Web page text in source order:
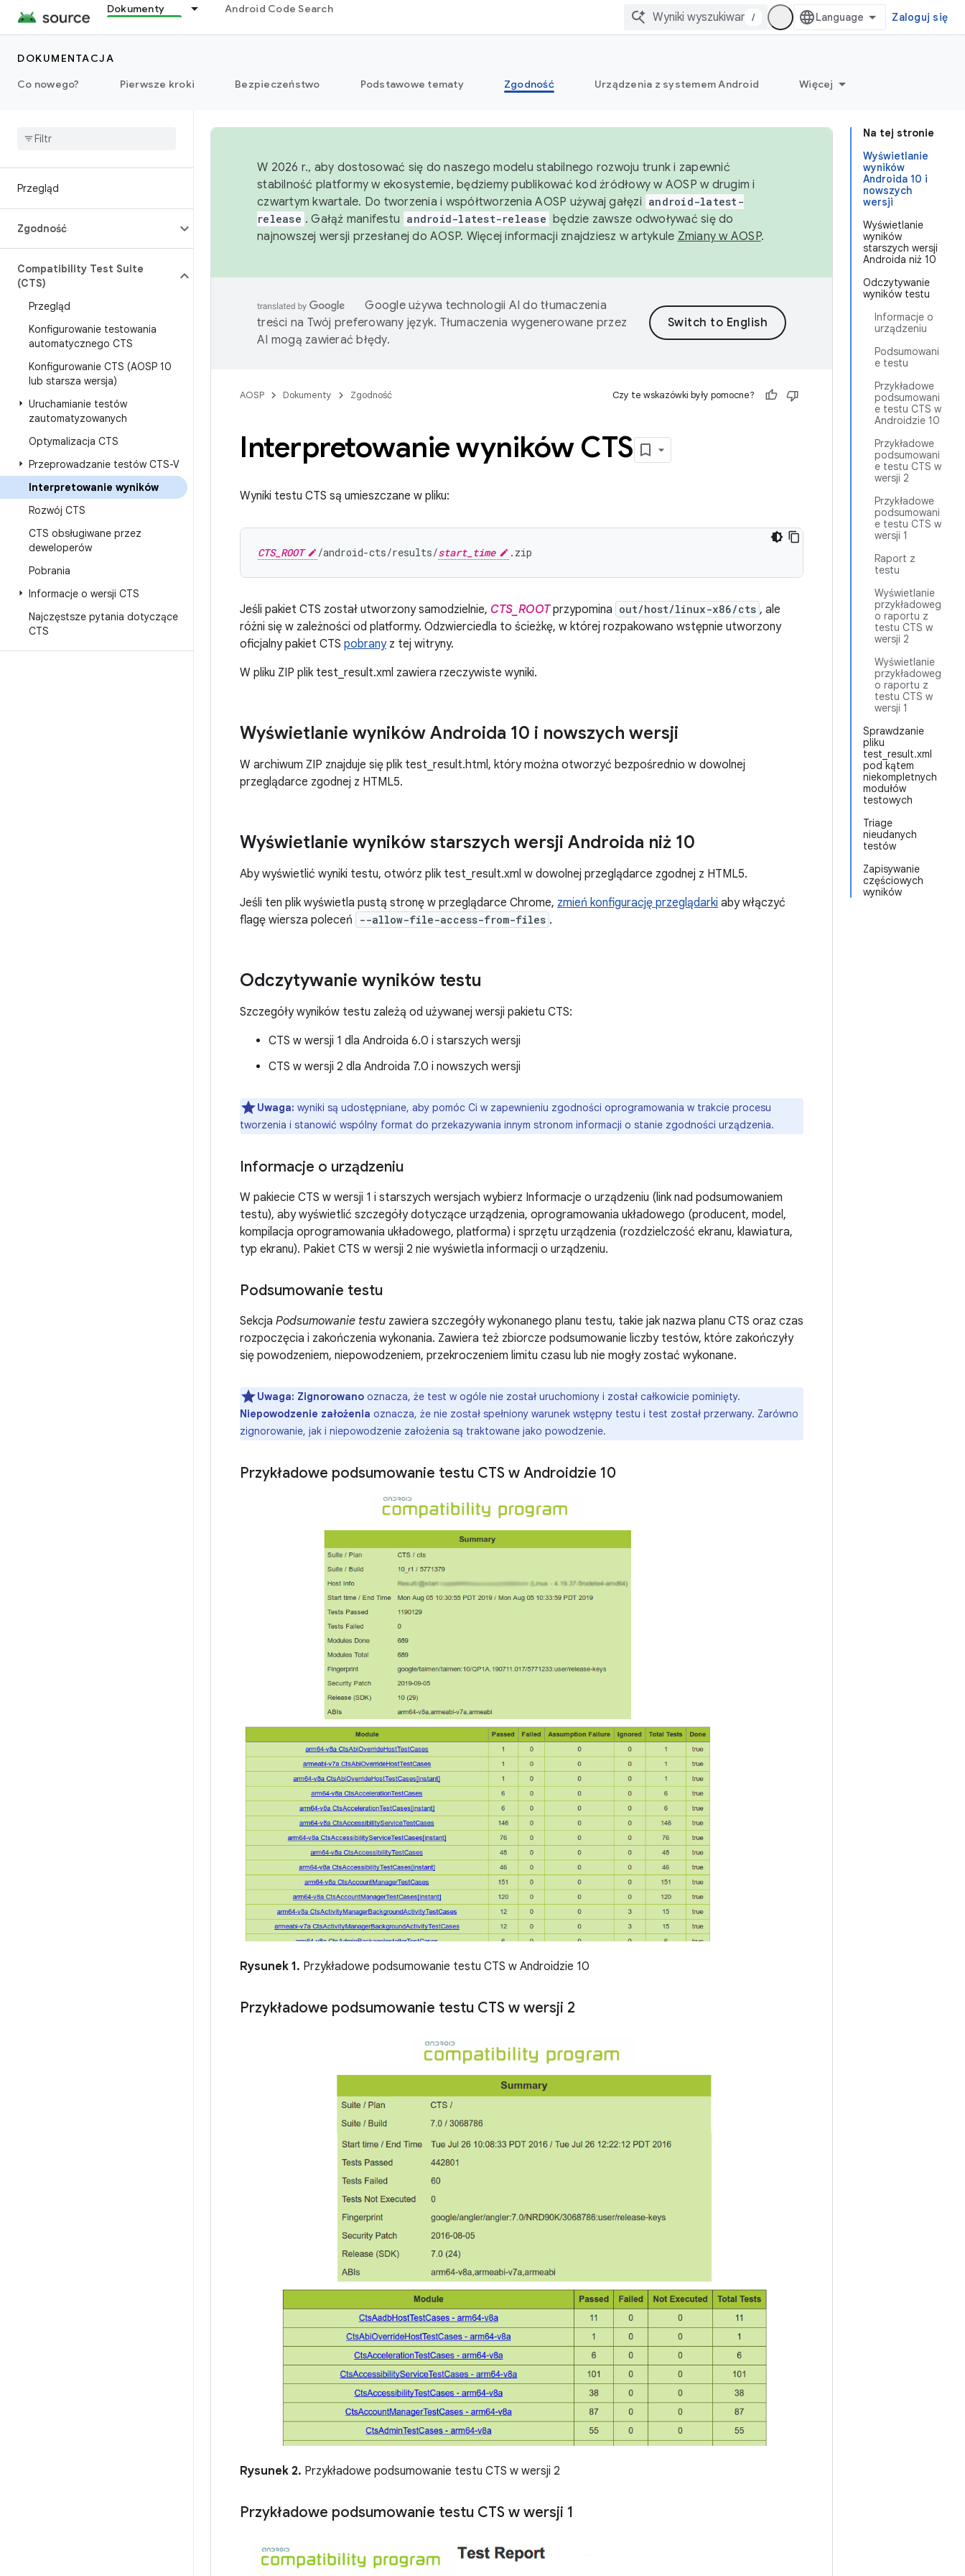
Dokumenty Android Code Search
/ Zaloguj się
DOKUMENTACJA
Co nowego?
Pierwsze kroki Bezpieczeństwo Podstawowe tematy Zgodność Urządzenia z systemem Android Więcej
Przegląd
Zgodność
Compatibility Test Suite
(CTS)
Przegląd
Konfigurowanie testowania
automatycznego CTS
Konfigurowanie CTS (AOSP 10
lub starsza wersja)
Uruchamianie testów
zautomatyzowanych
Optymalizacja CTS
Przeprowadzanie testów CTS-V
Interpretowanie wyników
Rozwój CTS
CTS obsługiwane przez
deweloperów
Pobrania
Informacje o wersji CTS
Najczęstsze pytania dotyczące
CTS
Na tej stronie
Wyświetlanie
wyników
Androida 10 i
nowszych
wersji
Wyświetlanie
wyników
starszych wersji
Androida niż 10
Odczytywanie
wyników testu
Informacje o
urządzeniu
Podsumowani
e testu
Przykładowe
podsumowani
e testu CTS w
Androidzie 10
Przykładowe
podsumowani
e testu CTS w
wersji 2
Przykładowe
podsumowani
e testu CTS w
wersji 1
Raport z
testu
Wyświetlanie
przykładoweg
o raportu z
testu CTS w
wersji 2
Wyświetlanie
przykładoweg
o raportu z
testu CTS w
wersji 1
Sprawdzanie
pliku
test_result.xml
pod kątem
niekompletnych
modułów
testowych
Triage
nieudanych
testów
Zapisywanie
częściowych
wyników
W 2026 r., aby dostosować się do naszego modelu stabilnego rozwoju trunk i zapewnić
stabilność platformy w ekosystemie, będziemy publikować kod źródłowy w AOSP w drugim i
czwartym kwartale. Do tworzenia i współtworzenia AOSP używaj gałęzi android-latest-
release . Gałąź manifestu android-latest-release będzie zawsze odwoływać się do
najnowszej wersji przesłanej do AOSP. Więcej informacji znajdziesz w artykule Zmiany w AOSP.
Google używa technologii AI do tłumaczenia
treści na Twój preferowany język. Tłumaczenia wygenerowane przez
AI mogą zawierać błędy.
AOSP Dokumenty Zgodność Czy te wskazówki były pomocne?
Interpretowanie wyników CTS
Wyniki testu CTS są umieszczane w pliku:
CTS_ROOT /android-cts/results/start_time
Jeśli pakiet CTS został utworzony samodzielnie, CTS_ROOTprzypomina out/host/linux-x86/cts , ale
różni się w zależności od platformy. Odzwierciedla to ścieżkę, w której rozpakowano wstępnie utworzony
oficjalny pakiet CTS pobranyz tej witryny.
W pliku ZIP plik test_result.xml zawiera rzeczywiste wyniki.
Wyświetlanie wyników Androida 10 i nowszych wersji
W archiwum ZIP znajduje się plik test_result.html, który można otworzyć bezpośrednio w dowolnej
przeglądarce zgodnej z HTML5.
Wyświetlanie wyników starszych wersji Androida niż 10
Aby wyświetlić wyniki testu, otwórz plik test_result.xml w dowolnej przeglądarce zgodnej z HTML5.
Jeśli ten plik wyświetla pustą stronę w przeglądarce Chrome, zmień konfigurację przeglądarki aby włączyć
flagę wiersza poleceń
--allow-file-access-from-files .
Odczytywanie wyników testu
Szczegóły wyników testu zależą od używanej wersji pakietu CTS:
CTS w wersji 1 dla Androida 6.0 i starszych wersji
CTS w wersji 2 dla Androida 7.0 i nowszych wersji
Uwaga: wyniki są udostępniane, aby pomóc Ci w zapewnieniu zgodności oprogramowania w trakcie procesu
tworzenia i stanowić wspólny format do przekazywania innym stronom informacji o stanie zgodności urządzenia.
Informacje o urządzeniu
W pakiecie CTS w wersji 1 i starszych wersjach wybierz Informacje o urządzeniu (link nad podsumowaniem
testu), aby wyświetlić szczegóły dotyczące urządzenia, oprogramowania układowego (producent, model,
kompilacja oprogramowania układowego, platforma) i sprzętu urządzenia (rozdzielczość ekranu, klawiatura,
typ ekranu). Pakiet CTS w wersji 2 nie wyświetla informacji o urządzeniu.
Podsumowanie testu
Sekcja Podsumowanie testu zawiera szczegóły wykonanego planu testu, takie jak nazwa planu CTS oraz czas
rozpoczęcia i zakończenia wykonania. Zawiera też zbiorcze podsumowanie liczby testów, które zakończyły
się powodzeniem, niepowodzeniem, przekroczeniem limitu czasu lub nie mogły zostać wykonane.
Uwaga: Zignorowano oznacza, że test w ogóle nie został uruchomiony i został całkowicie pominięty.
Niepowodzenie założenia oznacza, że nie został spełniony warunek wstępny testu i test został przerwany. Zarówno
zignorowanie, jak i niepowodzenie założenia są traktowane jako powodzenie.
Przykładowe podsumowanie testu CTS w Androidzie 10
Rysunek 1. Przykładowe podsumowanie testu CTS w Androidzie 10
Przykładowe podsumowanie testu CTS w wersji 2
Rysunek 2. Przykładowe podsumowanie testu CTS w wersji 2
Przykładowe podsumowanie testu CTS w wersji 1